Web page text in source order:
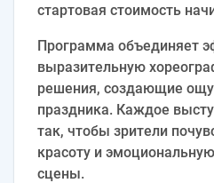
стартовая стоимость
Программа объединяет
выразительную
решения, создающие
праздника. Каждое
так, чтобы зрители
красоту и
сцены.